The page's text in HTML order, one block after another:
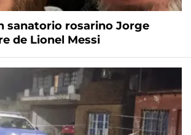
sanatorio rosarino Jorge
de Lionel Messi